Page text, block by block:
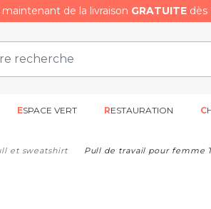
de la livraison GRATUITE dès
ESPACE VERT RESTAURATION
et sweatshirt Pull de travail pour femme